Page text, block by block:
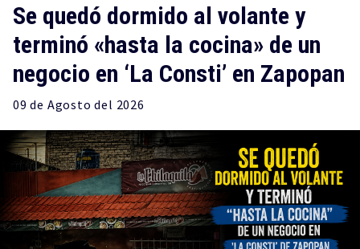
Se quedó dormido al volante y
terminó «hasta la cocina» de un
negocio en ‘La Consti’ en Zapopan
09 de Agosto del 2026